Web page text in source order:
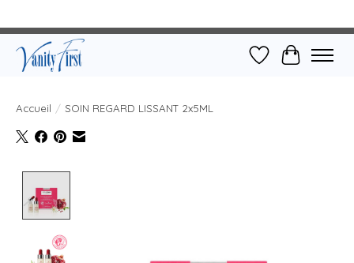
Liste dePanier
Accueil / SOIN REGARD LISSANT 2x5ML